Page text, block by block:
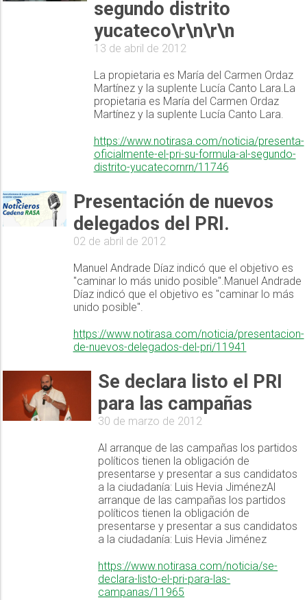
segundo distrito
yucateco\r\n\r\n
13 de abril de 2012
La propietaria es María del Carmen Ordaz
Martínez y la suplente Lucía Canto Lara.La
propietaria es María del Carmen Ordaz
Martínez y la suplente Lucía Canto Lara.
https://www.notirasa.com/noticia/presenta-
oficialmente-el-pri-su-formula-al-segundo-
distrito-yucatecornrn/11746
Presentación de nuevos
delegados del PRI.
02 de abril de 2012
Manuel Andrade Díaz indicó que el objetivo es
"caminar lo más unido posible".Manuel Andrade
Díaz indicó que el objetivo es "caminar lo más
unido posible".
https://www.notirasa.com/noticia/presentacion-
de-nuevos-delegados-del-pri/11941
Se declara listo el PRI
para las campañas
30 de marzo de 2012
Al arranque de las campañas los partidos
políticos tienen la obligación de
presentarse y presentar a sus candidatos
a la ciudadanía: Luis Hevia JiménezAl
arranque de las campañas los partidos
políticos tienen la obligación de
presentarse y presentar a sus candidatos
a la ciudadanía: Luis Hevia Jiménez
https://www.notirasa.com/noticia/se-
declara-listo-el-pri-para-las-
campanas/11965